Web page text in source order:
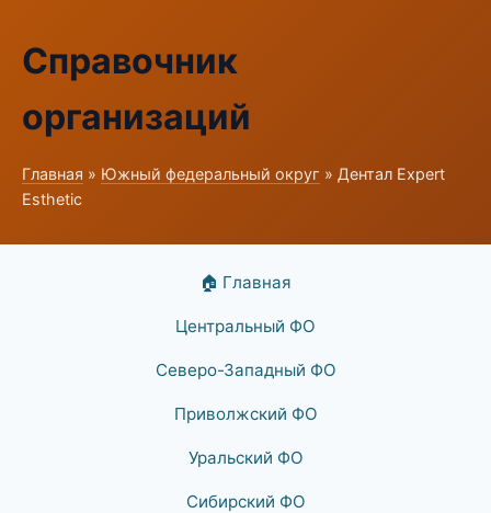
Справочник
организаций
Главная » Южный федеральный округ » Дентал Expert
Esthetic
🏠 Главная
Центральный ФО
Северо-Западный ФО
Приволжский ФО
Уральский ФО
Сибирский ФО